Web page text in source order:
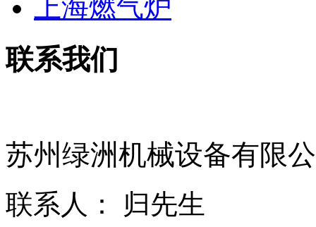
上海燃气炉
联系我们
苏州绿洲机械设备有限
联系人： 归先生